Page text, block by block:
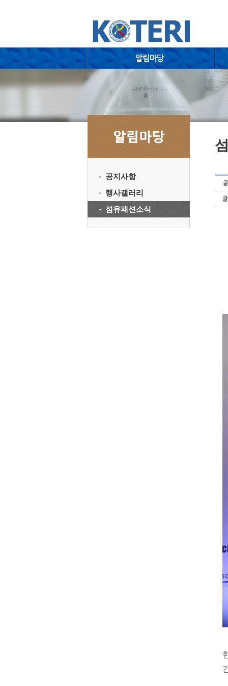
공지사항
행사갤러리
섬유패션소식